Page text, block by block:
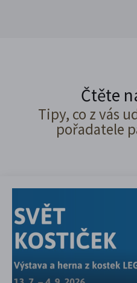
Čtěte
Tipy, co z vás
pořadatele